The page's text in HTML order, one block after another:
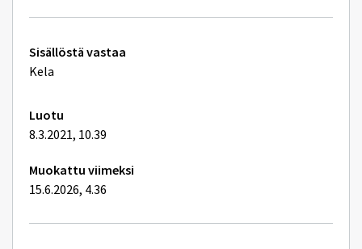
Tekniset
lisätiedot
Sisällöstä vastaa
Kela
Luotu
8.3.2021, 10.39
Muokattu viimeksi
15.6.2026, 4.36